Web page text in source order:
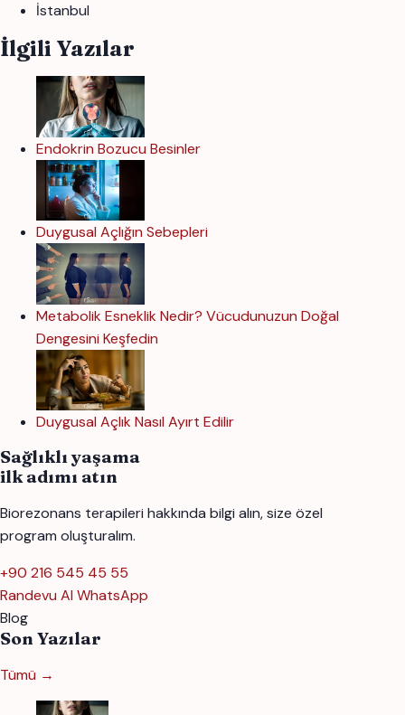
İstanbul
İlgili Yazılar
Endokrin Bozucu Besinler
Duygusal Açlığın Sebepleri
Metabolik Esneklik Nedir? Vücudunuzun Doğal
Dengesini Keşfedin
Duygusal Açlık Nasıl Ayırt Edilir
Sağlıklı yaşama
ilk adımı atın
Biorezonans terapileri hakkında bilgi alın, size özel
program oluşturalım.
+90 216 545 45 55
Randevu Al WhatsApp
Blog
Son Yazılar
Tümü →